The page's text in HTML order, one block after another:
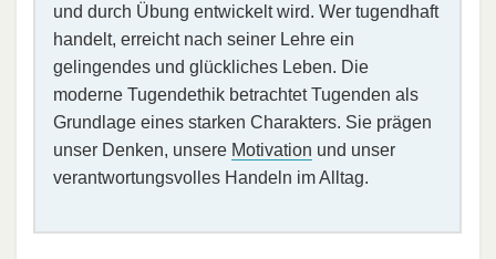
und durch Übung entwickelt wird. Wer tugendhaft
handelt, erreicht nach seiner Lehre ein
gelingendes und glückliches Leben. Die
moderne Tugendethik betrachtet Tugenden als
Grundlage eines starken Charakters. Sie prägen
unser Denken, unsere Motivation und unser
verantwortungsvolles Handeln im Alltag.